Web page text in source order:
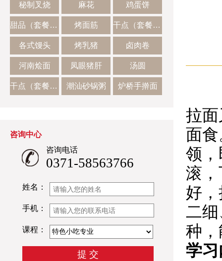
秘制叉烧 麻花 鸡蛋饼
甜品（套餐二） 烤面筋 干点（套餐一）
各式馒头 烤乳猪 卤肉卷
河南烩面 凤眼猪肝 汤圆
干点（套餐二） 潮汕砂锅粥 炉桥手擀面
咨询中心
咨询电话
0371-58563766
姓名：
手机：
课程：
拉
面
领
滚
好
二
种
学